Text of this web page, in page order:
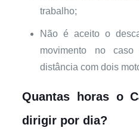
trabalho;
Não é aceito o
movimento no
distância com dois
Quantas horas o
dirigir por dia?